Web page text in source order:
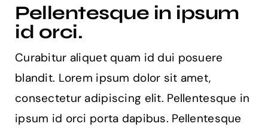
de
diseño
con
solución
web
profesional
Pellentesque in ipsum
id orci.
Curabitur aliquet quam id dui posuere
blandit. Lorem ipsum dolor sit amet,
consectetur adipiscing elit. Pellentesque in
ipsum id orci porta dapibus. Pellentesque